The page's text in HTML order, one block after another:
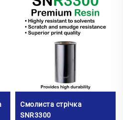
Смолиста стрічка
SNR3300